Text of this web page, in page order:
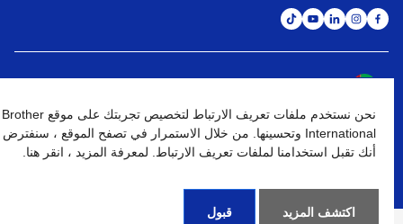
نهج الخصوصية شروط الإستخدام خريطة الموقع الإنتقال إلى الموقع العالمي
نحن نستخدم ملفات تعريف الارتباط لتخصيص تجربتك على موقع Brother
International وتحسينها. من خلال الاستمرار في تصفح الموقع ، سنفترض
أنك تقبل استخدامنا لملفات تعريف الارتباط. لمعرفة المزيد ، انقر هنا.
اكتشف المزيد قبول